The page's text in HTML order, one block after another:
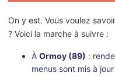
On y est. Vous voulez
? Voici la marche à suivre :
À Ormoy (89) :
menus sont mis à